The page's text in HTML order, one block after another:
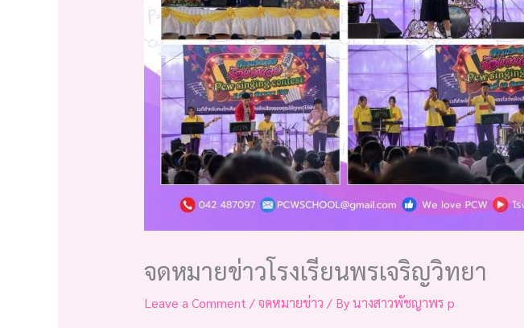
จดหมายข่าวโรงเรียนพรเจริญวิทยา
Leave a Comment /จดหมายข่าว / Byนางสาวพัชญาพร p